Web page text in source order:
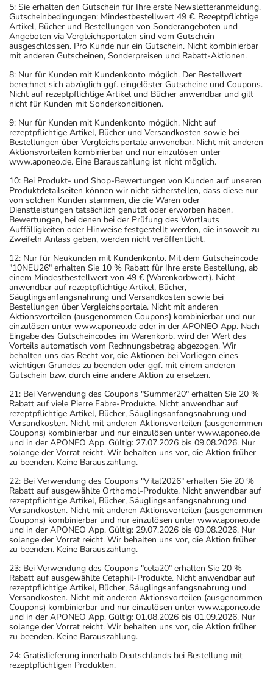
5: Sie erhalten den Gutschein für Ihre erste Newsletteranmeldung.
Gutscheinbedingungen: Mindestbestellwert 49 €. Rezeptpflichtige
Artikel, Bücher und Bestellungen von Sonderangeboten und
Angeboten via Vergleichsportalen sind vom Gutschein
ausgeschlossen. Pro Kunde nur ein Gutschein. Nicht kombinierbar
mit anderen Gutscheinen, Sonderpreisen und Rabatt-Aktionen.
8: Nur für Kunden mit Kundenkonto möglich. Der Bestellwert
berechnet sich abzüglich ggf. eingelöster Gutscheine und Coupons.
Nicht auf rezeptpflichtige Artikel und Bücher anwendbar und gilt
nicht für Kunden mit Sonderkonditionen.
9: Nur für Kunden mit Kundenkonto möglich. Nicht auf
rezeptpflichtige Artikel, Bücher und Versandkosten sowie bei
Bestellungen über Vergleichsportale anwendbar. Nicht mit anderen
Aktionsvorteilen kombinierbar und nur einzulösen unter
www.aponeo.de. Eine Barauszahlung ist nicht möglich.
10: Bei Produkt- und Shop-Bewertungen von Kunden auf unseren
Produktdetailseiten können wir nicht sicherstellen, dass diese nur
von solchen Kunden stammen, die die Waren oder
Dienstleistungen tatsächlich genutzt oder erworben haben.
Bewertungen, bei denen bei der Prüfung des Wortlauts
Auffälligkeiten oder Hinweise festgestellt werden, die insoweit zu
Zweifeln Anlass geben, werden nicht veröffentlicht.
12: Nur für Neukunden mit Kundenkonto. Mit dem Gutscheincode
"10NEU26" erhalten Sie 10 % Rabatt für Ihre erste Bestellung, ab
einem Mindestbestellwert von 49 € (Warenkorbwert). Nicht
anwendbar auf rezeptpflichtige Artikel, Bücher,
Säuglingsanfangsnahrung und Versandkosten sowie bei
Bestellungen über Vergleichsportale. Nicht mit anderen
Aktionsvorteilen (ausgenommen Coupons) kombinierbar und nur
einzulösen unter www.aponeo.de oder in der APONEO App. Nach
Eingabe des Gutscheincodes im Warenkorb, wird der Wert des
Vorteils automatisch vom Rechnungsbetrag abgezogen. Wir
behalten uns das Recht vor, die Aktionen bei Vorliegen eines
wichtigen Grundes zu beenden oder ggf. mit einem anderen
Gutschein bzw. durch eine andere Aktion zu ersetzen.
21: Bei Verwendung des Coupons "Summer20" erhalten Sie 20 %
Rabatt auf viele Pierre Fabre-Produkte. Nicht anwendbar auf
rezeptpflichtige Artikel, Bücher, Säuglingsanfangsnahrung und
Versandkosten. Nicht mit anderen Aktionsvorteilen (ausgenommen
Coupons) kombinierbar und nur einzulösen unter www.aponeo.de
und in der APONEO App. Gültig: 27.07.2026 bis 09.08.2026. Nur
solange der Vorrat reicht. Wir behalten uns vor, die Aktion früher
zu beenden. Keine Barauszahlung.
22: Bei Verwendung des Coupons "Vital2026" erhalten Sie 20 %
Rabatt auf ausgewählte Orthomol-Produkte. Nicht anwendbar auf
rezeptpflichtige Artikel, Bücher, Säuglingsanfangsnahrung und
Versandkosten. Nicht mit anderen Aktionsvorteilen (ausgenommen
Coupons) kombinierbar und nur einzulösen unter www.aponeo.de
und in der APONEO App. Gültig: 29.07.2026 bis 09.08.2026. Nur
solange der Vorrat reicht. Wir behalten uns vor, die Aktion früher
zu beenden. Keine Barauszahlung.
23: Bei Verwendung des Coupons "ceta20" erhalten Sie 20 %
Rabatt auf ausgewählte Cetaphil-Produkte. Nicht anwendbar auf
rezeptpflichtige Artikel, Bücher, Säuglingsanfangsnahrung und
Versandkosten. Nicht mit anderen Aktionsvorteilen (ausgenommen
Coupons) kombinierbar und nur einzulösen unter www.aponeo.de
und in der APONEO App. Gültig: 01.08.2026 bis 01.09.2026. Nur
solange der Vorrat reicht. Wir behalten uns vor, die Aktion früher
zu beenden. Keine Barauszahlung.
24: Gratislieferung innerhalb Deutschlands bei Bestellung mit
rezeptpflichtigen Produkten.